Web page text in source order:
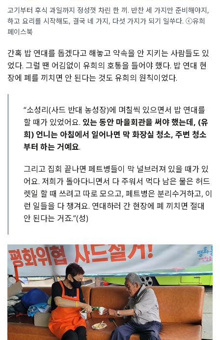
고기부터 후식 과일까지 정성껏 차린 한 끼. 반찬 세 가지만 준비해야지,
하고 요리를 시작해도, 결국 네 가지, 다섯 가지가 되기 일쑤다. ⓒ유희
페이스북
간혹 밥 연대를 돕겠다고 해놓고 약속을 안 지키는 사람들도 있
었다. 그럴 땐 어김없이 유희의 호통을 들어야 했다. 밥 연대 현
장에 폐를 끼치면 안 된다는 것도 유희의 원칙이었다.
“소성리(사드 반대 농성장)에 며칠씩 있으면서 밥 연대를
할 때가 있었어요. 있는 동안 마을회관을 써야 했는데, (유
희) 언니는 아침에서 일어나면 막 화장실 청소, 주변 청소
부터 하는 거예요.
그리고 집회 끝나면 페트병들이 막 널브러져 있을 때가 있
어요. 저희가 돌아다니면서 다 주워서 먹다 남은 물은 허드
렛일 할 때 쓰려고 따로 모으고, 페트병은 분리수거하고, 이
런 일들을 다 챙겨요. 연대하러 간 현장에 폐 끼치면 절대
안 된다는 거죠.”(성)